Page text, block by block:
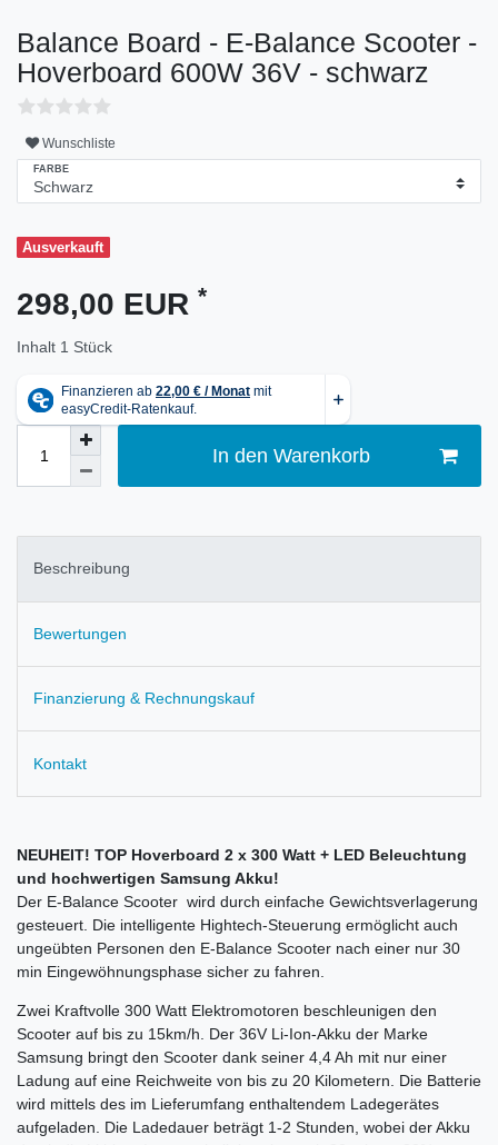
Balance Board - E-Balance Scooter -
Hoverboard 600W 36V - schwarz
Wunschliste
FARBE
Ausverkauft
298,00 EUR *
Inhalt 1 Stück
In den Warenkorb
Beschreibung
Bewertungen
Finanzierung & Rechnungskauf
Kontakt
NEUHEIT! TOP Hoverboard 2 x 300 Watt + LED Beleuchtung
und hochwertigen Samsung Akku!
Der E-Balance Scooter wird durch einfache Gewichtsverlagerung
gesteuert. Die intelligente Hightech-Steuerung ermöglicht auch
ungeübten Personen den E-Balance Scooter nach einer nur 30
min Eingewöhnungsphase sicher zu fahren.
Zwei Kraftvolle 300 Watt Elektromotoren beschleunigen den
Scooter auf bis zu 15km/h. Der 36V Li-Ion-Akku der Marke
Samsung bringt den Scooter dank seiner 4,4 Ah mit nur einer
Ladung auf eine Reichweite von bis zu 20 Kilometern. Die Batterie
wird mittels des im Lieferumfang enthaltendem Ladegerätes
aufgeladen. Die Ladedauer beträgt 1-2 Stunden, wobei der Akku